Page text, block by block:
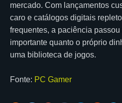
mercado. Com lançamentos
caro e catálogos digitais
frequentes, a paciência
importante quanto o próprio
uma biblioteca de jogos.
Fonte: PC Gamer